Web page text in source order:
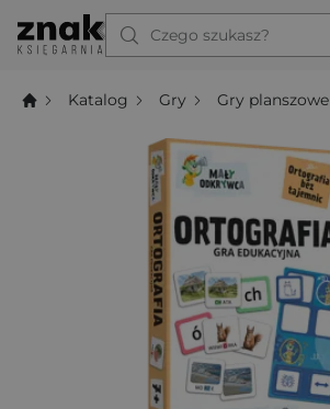
Czego szukasz?
Katalog Gry Gry planszowe